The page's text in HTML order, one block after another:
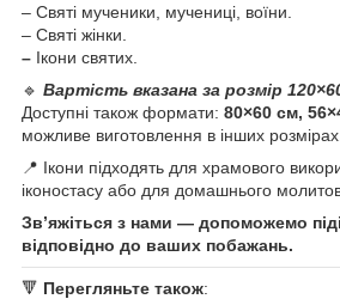
– Святі мученики, мучениці, воїни.
– Святі жінки.
– Ікони святих.
🔹 Вартість вказана за розмір
Доступні також формати: 80×60 см,
можливе виготовлення в інших розмірах.
📍 Ікони підходять для храмового
іконостасу або для домашнього
Зв’яжіться з нами — допоможемо
відповідно до ваших побажань.
🔻 Перегляньте також: